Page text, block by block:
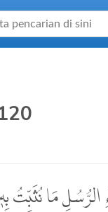
الرُّسُلِ مَا نُثَبِّتُ